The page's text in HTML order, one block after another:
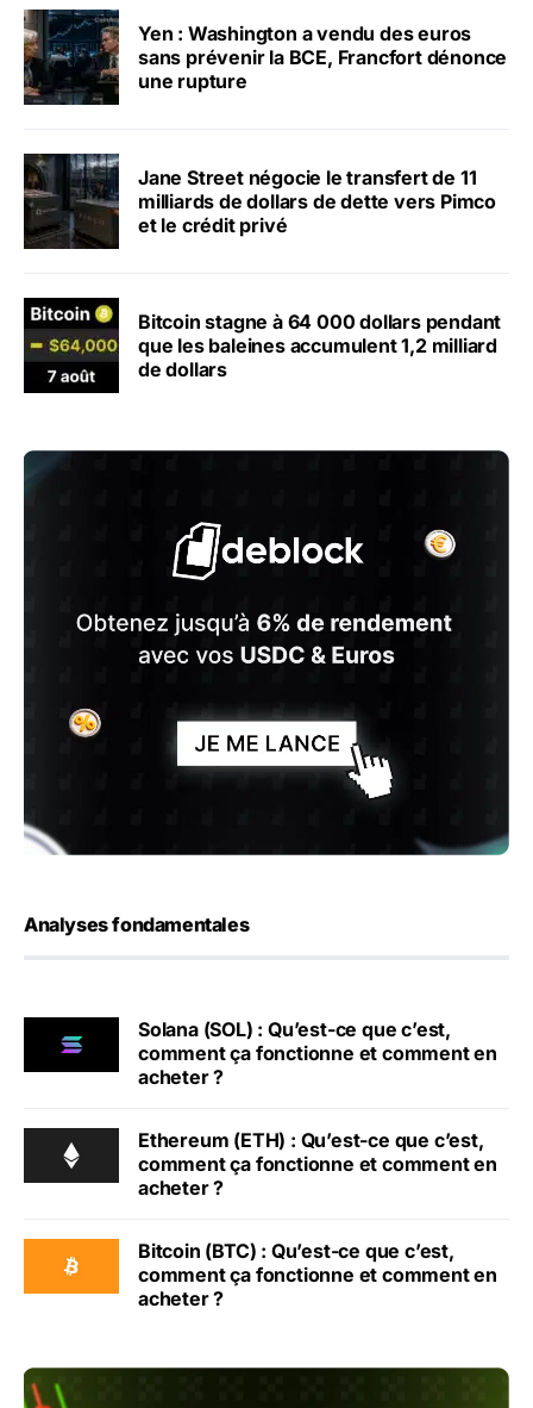
Yen : Washington a vendu des euros
sans prévenir la BCE, Francfort dénonce
une rupture
Jane Street négocie le transfert de 11
milliards de dollars de dette vers Pimco
et le crédit privé
Bitcoin stagne à 64 000 dollars pendant
que les baleines accumulent 1,2 milliard
de dollars
Analyses fondamentales
Solana (SOL) : Qu’est-ce que c’est,
comment ça fonctionne et comment en
acheter ?
Ethereum (ETH) : Qu’est-ce que c’est,
comment ça fonctionne et comment en
acheter ?
Bitcoin (BTC) : Qu’est-ce que c’est,
comment ça fonctionne et comment en
acheter ?